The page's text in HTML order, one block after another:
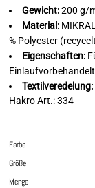
Gewicht:200 g/
Material:
% Polyester
Eigenschaften:
Einlaufvorbehandelt
Textilveredelung:
Hakro Art.: 334
Farbe
Größe
Menge